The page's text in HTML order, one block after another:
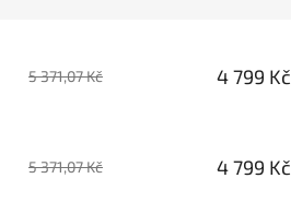
5 371,07 Kč 4 799 Kč
5 371,07 Kč 4 799 Kč